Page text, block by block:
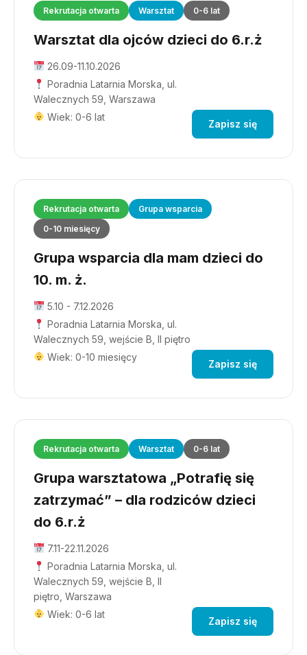
Rekrutacja otwarta Warsztat 0-6 lat
Warsztat dla ojców dzieci do 6.r.ż
26.09-11.10.2026
Poradnia Latarnia Morska, ul.
Walecznych 59, Warszawa
Wiek: 0-6 lat
Zapisz się
Rekrutacja otwarta
Grupa wsparcia
0-10 miesięcy
Grupa wsparcia dla mam dzieci do
10. m. ż.
5.10 - 7.12.2026
Poradnia Latarnia Morska, ul.
Walecznych 59, wejście B, II piętro
Wiek: 0-10 miesięcy
Zapisz się
Rekrutacja otwarta Warsztat 0-6 lat
Grupa warsztatowa „Potrafię się
zatrzymać” – dla rodziców dzieci
do 6.r.ż
7.11-22.11.2026
Poradnia Latarnia Morska, ul.
Walecznych 59, wejście B, II
piętro, Warszawa
Wiek: 0-6 lat
Zapisz się